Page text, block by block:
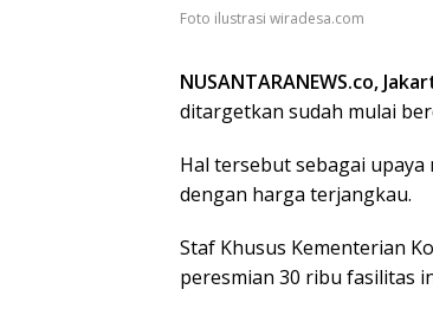
Foto ilustrasi wiradesa.com
NUSANTARANEWS.co,
ditargetkan sudah mulai
Hal tersebut sebagai
dengan harga terjangkau.
Staf Khusus Kementerian
peresmian 30 ribu fasilitas